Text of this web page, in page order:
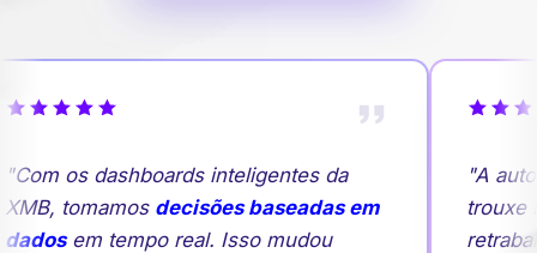
os dashboards inteligentes da
tomamosdecisões baseadas em
em tempo real. Isso mudou
"A
trouxe